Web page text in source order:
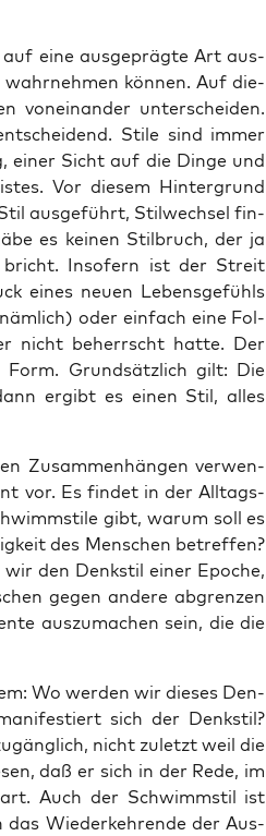
auf eine aus­ge­präg­te Art aus­
kön­nen. Auf die­
von­ein­an­der unter­schei­den.
Sti­le sind immer
einer Sicht auf die Din­ge und
Vor die­sem Hin­ter­grund
aus­ge­führt, Stil­wech­sel fin­
es kei­nen Stil­bruch, der ja
Inso­fern ist der Streit
eines neu­en Lebens­ge­fühls
oder ein­fach eine Fol­
nicht beherrscht hat­te. Der
Grund­sätz­lich gilt: Die
ergibt es einen Stil, alles
Zusam­men­hän­gen ver­wen­
vor. Es fin­det in der All­tags­
gibt, ­war­um soll es
des Men­schen betref­fen?
den Denk­stil einer Epo­che,
gegen ande­re abgren­zen
aus­zu­ma­chen sein, die die
Wo wer­den wir die­ses Den­
sich der Denk­stil?
nicht zuletzt weil die
daß er sich in der Rede, im
Auch der Schwimm­stil ist
das Wie­der­keh­ren­de der Aus­